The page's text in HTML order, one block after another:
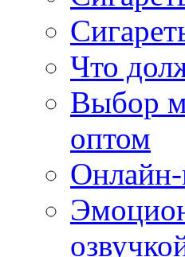
Что
Выбор
оптом